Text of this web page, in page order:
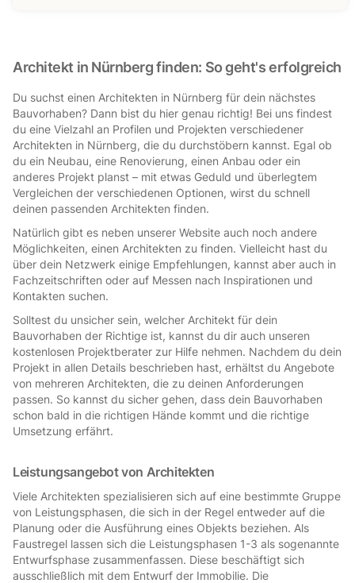
Architekt in Nürnberg finden: So geht's erfolgreich
Du suchst einen Architekten in Nürnberg für dein nächstes
Bauvorhaben? Dann bist du hier genau richtig! Bei uns findest
du eine Vielzahl an Profilen und Projekten verschiedener
Architekten in Nürnberg, die du durchstöbern kannst. Egal ob
du ein Neubau, eine Renovierung, einen Anbau oder ein
anderes Projekt planst – mit etwas Geduld und überlegtem
Vergleichen der verschiedenen Optionen, wirst du schnell
deinen passenden Architekten finden.
Natürlich gibt es neben unserer Website auch noch andere
Möglichkeiten, einen Architekten zu finden. Vielleicht hast du
über dein Netzwerk einige Empfehlungen, kannst aber auch in
Fachzeitschriften oder auf Messen nach Inspirationen und
Kontakten suchen.
Solltest du unsicher sein, welcher Architekt für dein
Bauvorhaben der Richtige ist, kannst du dir auch unseren
kostenlosen Projektberater zur Hilfe nehmen. Nachdem du dein
Projekt in allen Details beschrieben hast, erhältst du Angebote
von mehreren Architekten, die zu deinen Anforderungen
passen. So kannst du sicher gehen, dass dein Bauvorhaben
schon bald in die richtigen Hände kommt und die richtige
Umsetzung erfährt.
Leistungsangebot von Architekten
Viele Architekten spezialisieren sich auf eine bestimmte Gruppe
von Leistungsphasen, die sich in der Regel entweder auf die
Planung oder die Ausführung eines Objekts beziehen. Als
Faustregel lassen sich die Leistungsphasen 1-3 als sogenannte
Entwurfsphase zusammenfassen. Diese beschäftigt sich
ausschließlich mit dem Entwurf der Immobilie. Die